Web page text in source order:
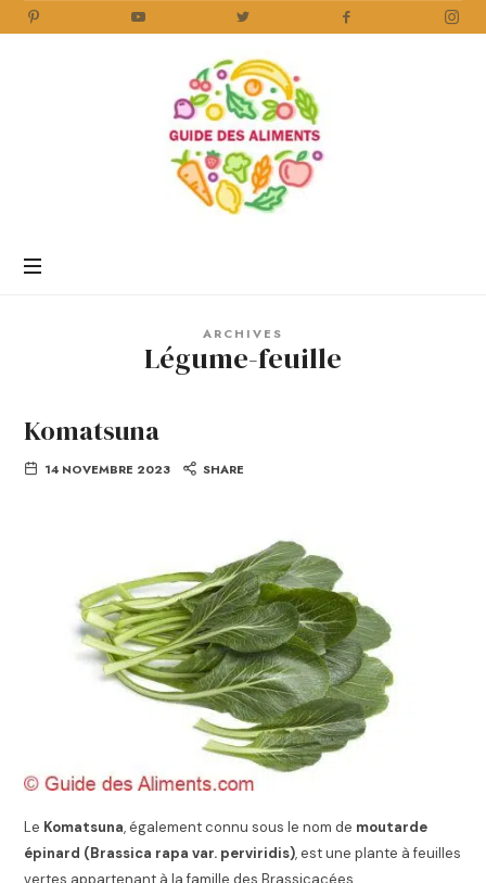
Aliments
ARCHIVES
Légume-feuille
Komatsuna
14 NOVEMBRE 2023 SHARE
Le Komatsuna, également connu sous le nom de moutarde
épinard (Brassica rapa var. perviridis), est une plante à feuilles